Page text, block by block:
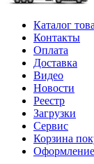
Каталог
Контакты
Оплата
Доставка
Видео
Новости
Реестр
Загрузки
Сервис
Корзина
Оформление